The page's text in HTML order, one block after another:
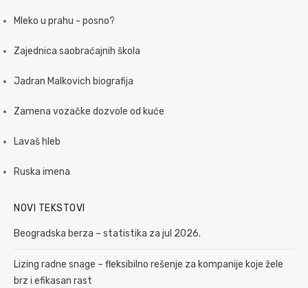
Mleko u prahu - posno?
Zajednica saobraćajnih škola
Jadran Malkovich biografija
Zamena vozačke dozvole od kuće
Lavaš hleb
Ruska imena
NOVI TEKSTOVI
Beogradska berza – statistika za jul 2026.
Lizing radne snage – fleksibilno rešenje za kompanije koje žele
brz i efikasan rast